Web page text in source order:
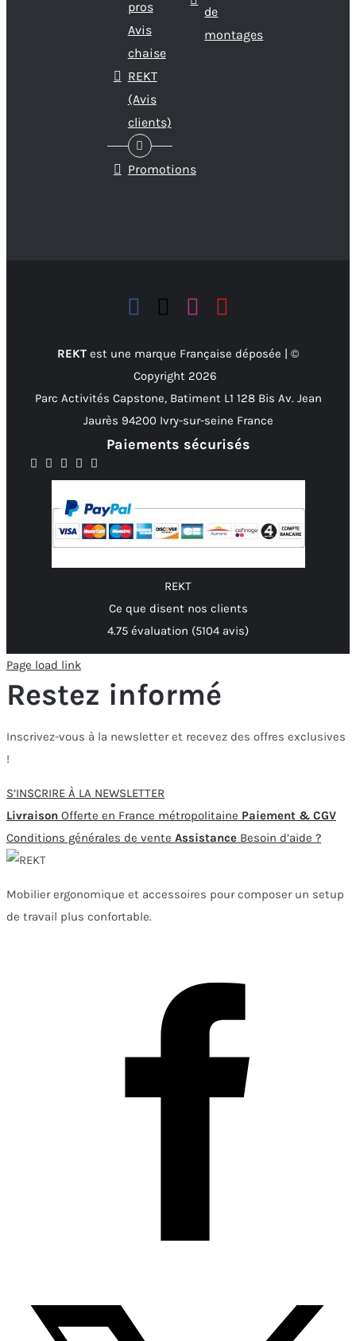
pros
Avis
chaise
REKT
(Avis
clients)
Promotions
de
montages
REKT est une marque Française déposée | ©
Copyright 2026
Parc Activités Capstone, Batiment L1 128 Bis Av. Jean
Jaurès 94200 Ivry-sur-seine France
Paiements sécurisés
REKT
Ce que disent nos clients
4.75 évaluation (5104 avis)
Page load link
Restez informé
Inscrivez-vous à la newsletter et recevez des offres exclusives
!
S’INSCRIRE À LA NEWSLETTER
Livraison Offerte en France métropolitaine Paiement & CGV
Conditions générales de vente Assistance Besoin d’aide ?
Mobilier ergonomique et accessoires pour composer un setup
de travail plus confortable.